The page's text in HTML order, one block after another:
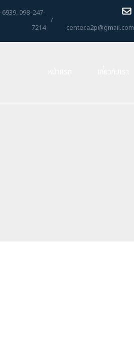
6939, 098-247-
7214
/
center.a2p@gmail.com